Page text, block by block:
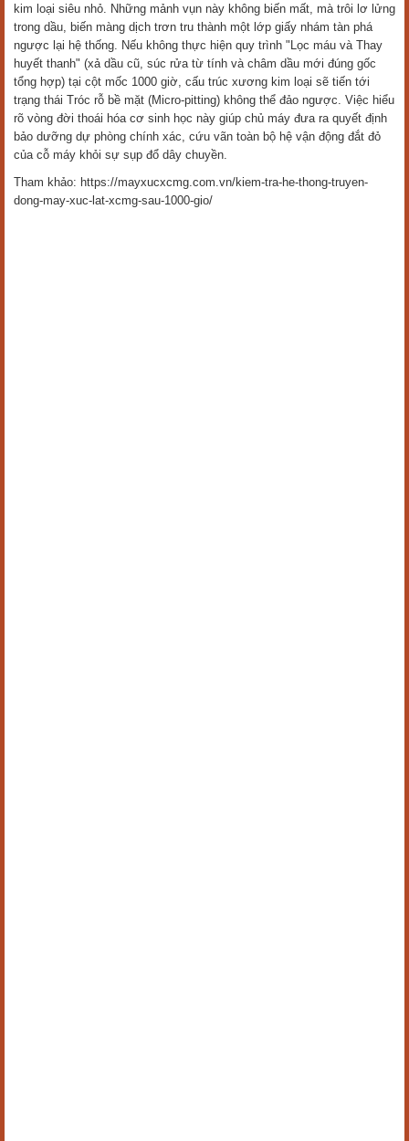
kim loại siêu nhỏ. Những mảnh vụn này không biến mất, mà trôi lơ lửng
trong dầu, biến màng dịch trơn tru thành một lớp giấy nhám tàn phá
ngược lại hệ thống. Nếu không thực hiện quy trình "Lọc máu và Thay
huyết thanh" (xả dầu cũ, súc rửa từ tính và châm dầu mới đúng gốc
tổng hợp) tại cột mốc 1000 giờ, cấu trúc xương kim loại sẽ tiến tới
trạng thái Tróc rỗ bề mặt (Micro-pitting) không thể đảo ngược. Việc hiểu
rõ vòng đời thoái hóa cơ sinh học này giúp chủ máy đưa ra quyết định
bảo dưỡng dự phòng chính xác, cứu vãn toàn bộ hệ vận động đắt đỏ
của cỗ máy khỏi sự sụp đổ dây chuyền.
Tham khảo: https://mayxucxcmg.com.vn/kiem-tra-he-thong-truyen-
dong-may-xuc-lat-xcmg-sau-1000-gio/